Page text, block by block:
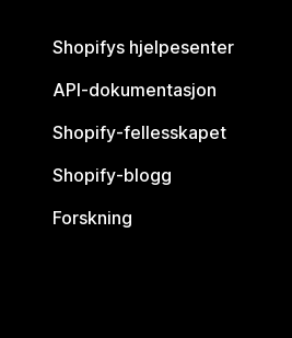
Shopifys hjelpesenter
API-dokumentasjon
Shopify-fellesskapet
Shopify-blogg
Forskning